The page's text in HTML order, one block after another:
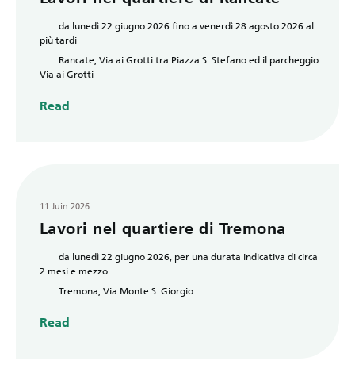
da lunedì 22 giugno 2026 fino a venerdì 28 agosto 2026 al
più tardi
Rancate, Via ai Grotti tra Piazza S. Stefano ed il parcheggio
Via ai Grotti
Read
11 Juin 2026
Lavori nel quartiere di Tremona
da lunedì 22 giugno 2026, per una durata indicativa di circa
2 mesi e mezzo.
Tremona, Via Monte S. Giorgio
Read